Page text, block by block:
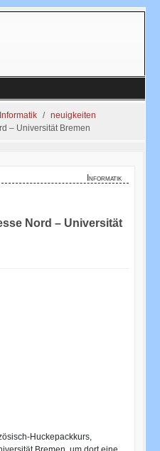
Informatik
neuigkeiten
– Universität Bremen
Informatik
Nord – Universität
Huckepackkurs,